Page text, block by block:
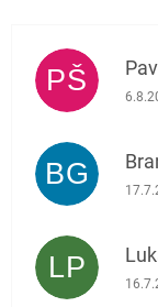
PŠ
BG
LP